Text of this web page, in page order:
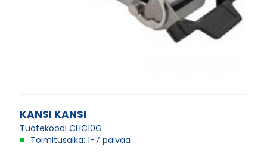
KANSI KANSI
Tuotekoodi CHC10G
Toimitusaika: 1-7 päivää